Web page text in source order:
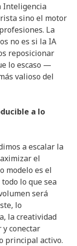
Inteligencia
sino el motor
La
no es si la IA
reposicionar
lo escaso —
valioso del
a lo
a escalar la
el
modelo es el
lo que sea
será
lo
la creatividad
conectar
principal activo.